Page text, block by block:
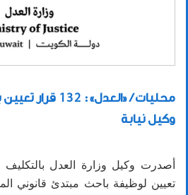
محليات /
وكيل نيابة
تعيين لوظيفة باحث مبتدئ قانوني